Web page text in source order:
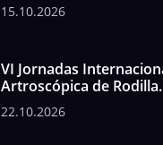
15.10.2026
VI Jornadas
Artroscópica de Rodilla.
22.10.2026